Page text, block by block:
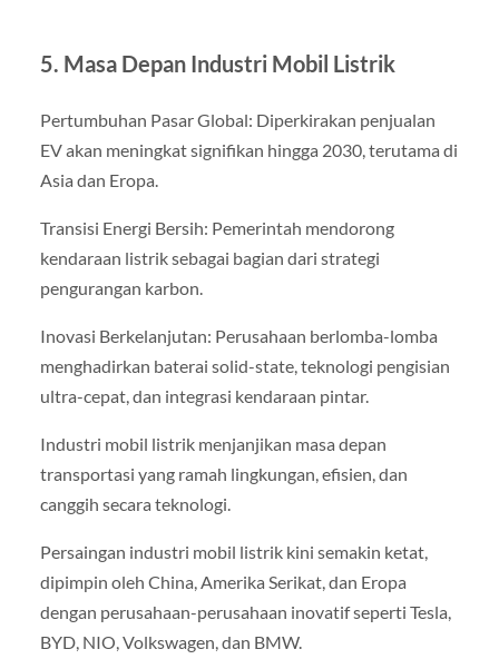
5. Masa Depan Industri Mobil Listrik
Pertumbuhan Pasar Global: Diperkirakan penjualan
EV akan meningkat signifikan hingga 2030, terutama di
Asia dan Eropa.
Transisi Energi Bersih: Pemerintah mendorong
kendaraan listrik sebagai bagian dari strategi
pengurangan karbon.
Inovasi Berkelanjutan: Perusahaan berlomba-lomba
menghadirkan baterai solid-state, teknologi pengisian
ultra-cepat, dan integrasi kendaraan pintar.
Industri mobil listrik menjanjikan masa depan
transportasi yang ramah lingkungan, efisien, dan
canggih secara teknologi.
Persaingan industri mobil listrik kini semakin ketat,
dipimpin oleh China, Amerika Serikat, dan Eropa
dengan perusahaan-perusahaan inovatif seperti Tesla,
BYD, NIO, Volkswagen, dan BMW.